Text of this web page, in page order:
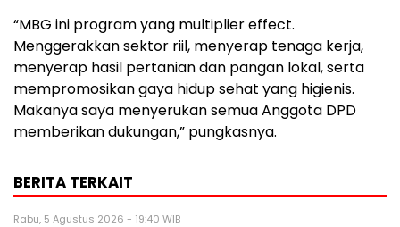
“MBG ini program yang multiplier effect.
Menggerakkan sektor riil, menyerap tenaga kerja,
menyerap hasil pertanian dan pangan lokal, serta
mempromosikan gaya hidup sehat yang higienis.
Makanya saya menyerukan semua Anggota DPD
memberikan dukungan,” pungkasnya.
BERITA TERKAIT
Rabu, 5 Agustus 2026 - 19:40 WIB